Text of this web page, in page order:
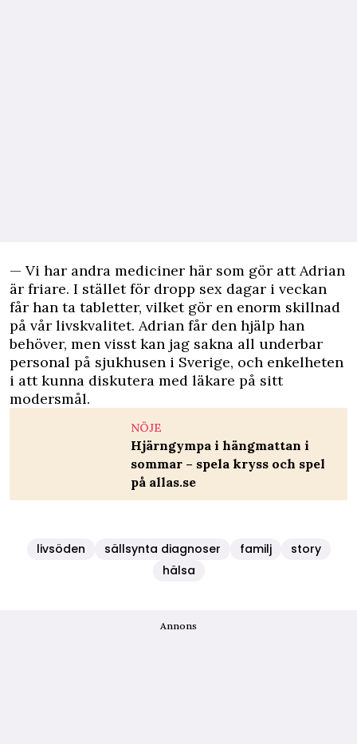
— Vi har andra mediciner här som gör att Adrian
är friare. I stället för dropp sex dagar i veckan
får han ta tabletter, vilket gör en enorm skillnad
på vår livskvalitet. Adrian får den hjälp han
behöver, men visst kan jag sakna all underbar
personal på sjukhusen i Sverige, och enkelheten
i att kunna diskutera med läkare på sitt
modersmål.
NÖJE
Hjärngympa i hängmattan i
sommar – spela kryss och spel
på allas.se
livsöden sällsynta diagnoser familj
story
hälsa
Annons